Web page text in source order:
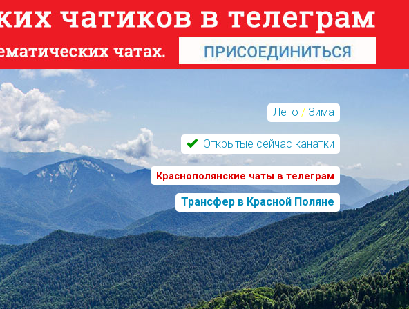
Лето / Зима
Открытые сейчас канатки
Краснополянские чаты в телеграм
Трансфер в Красной Поляне